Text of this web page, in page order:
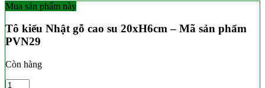
Mua sản phẩm này
Tô kiểu Nhật gỗ cao su 20xH6cm – Mã sản phẩm
PVN29
Còn hàng
Số